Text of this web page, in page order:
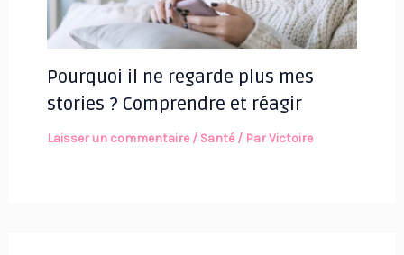
Pourquoi il ne regarde plus mes
stories ? Comprendre et réagir
Laisser un commentaire / Santé/ ParVictoire